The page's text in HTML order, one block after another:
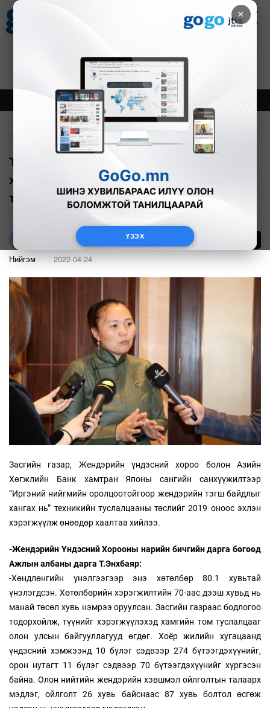
×
ҮЗЭХ
Зурхай
8.09
Онцлох Шинэ
Т.Энхбаяр: Дархан бэр гэх жендэрийн
хэвшмэл ойлголтыг бид үндэсний
түвшинд халж байна
О.Хандмаа 8632
Нийгэм 2022-04-24
Засгийн газар, Жендэрийн үндэсний хороо болон Азийн
Хөгжлийн Банк хамтран Японы сангийн санхүүжилтээр
“Иргэний нийгмийн оролцоотойгоор жендэрийн тэгш байдлыг
хангах нь” техникийн туслалцааны төслийг 2019 оноос эхлэн
хэрэгжүүлж өнөөдөр хаалтаа хийлээ.
-Жендэрийн Үндэсний Хорооны нарийн бичгийн дарга бөгөөд
Ажлын албаны дарга Т.Энхбаяр:
-Хөндлөнгийн үнэлгээгээр энэ хөтөлбөр 80.1 хувьтай
үнэлэгдсэн. Хөтөлбөрийн хэрэгжилтийн 70-аас дээш хувьд нь
манай төсөл хувь нэмрээ оруулсан. Засгийн газраас бодлогоо
тодорхойлж, түүнийг хэрэгжүүлэхэд хамгийн том туслалцааг
олон улсын байгууллагууд өгдөг. Хоёр жилийн хугацаанд
үндэсний хэмжээнд 10 бүлэг сэдвээр 274 бүтээгдэхүүнийг,
орон нутагт 11 бүлэг сэдвээр 70 бүтээгдэхүүнийг хүргэсэн
байна. Олон нийтийн жендэрийн хэвшмэл ойлголтын талаарх
мэдлэг, ойлголт 26 хувь байснаас 87 хувь болтол өсгөж